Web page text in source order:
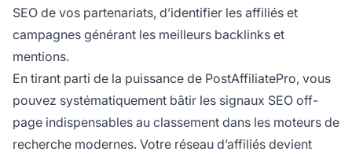
SEO de vos partenariats, d’identifier les affiliés et
campagnes générant les meilleurs backlinks et
mentions.
En tirant parti de la puissance de PostAffiliatePro, vous
pouvez systématiquement bâtir les signaux SEO off-
page indispensables au classement dans les moteurs de
recherche modernes. Votre réseau d’affiliés devient